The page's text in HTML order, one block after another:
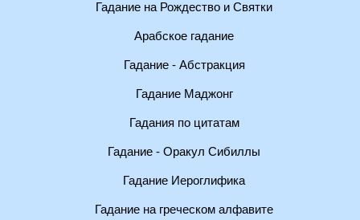
Гадание на Рождество и Святки
Арабское гадание
Гадание - Абстракция
Гадание Маджонг
Гадания по цитатам
Гадание - Оракул Сибиллы
Гадание Иероглифика
Гадание на греческом алфавите